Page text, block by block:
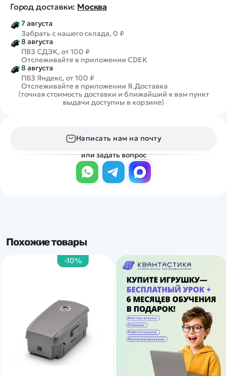
Город доставки: Москва
7 августа
Забрать с нашего склада, 0 ₽
8 августа
ПВЗ СДЭК, от 100 ₽
Отслеживайте в приложении CDEK
8 августа
ПВЗ Яндекс, от 100 ₽
Отслеживайте в приложении Я.Доставка
(точная стоимость доставки и ближайший к вам пункт
выдачи доступны в корзине)
Написать нам на почту
или задать вопрос
Похожие товары
-10%